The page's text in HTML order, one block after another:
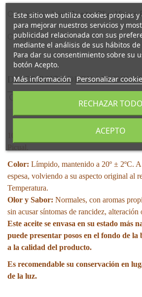
Categorías: InicioAceitesOliva Virgen
Compartir
DESCRIPCIÓNDETALLES DEL
, procedente de las
Color: Límpido, mantenido a 20º ± 2ºC.
espesa, volviendo a su aspecto original al
Temperatura.
Olor y Sabor: Normales, con aromas
sin acusar síntomas de rancidez, alteración
Este aceite se envasa en su estado más
puede presentar posos en el fondo de la
a la calidad del producto.
Es recomendable su conservación en
de la luz.
Este sitio web utiliza cookies propias y
para mejorar nuestros servicios y
publicidad relacionada con sus
mediante el análisis de sus hábitos
Para dar su consentimiento sobre su
botón Acepto.
Más información Personalizar
RECHAZAR TODO
ACEPTO